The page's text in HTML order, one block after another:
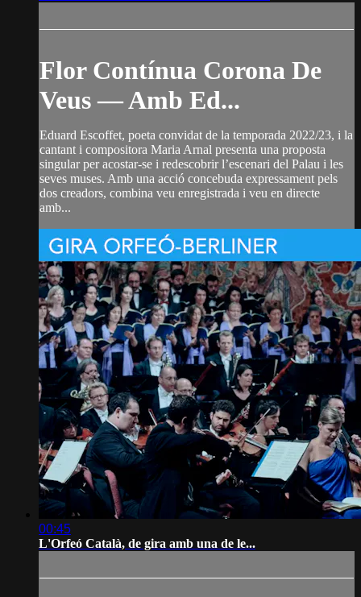
Flor Contínua Corona De
Veus — Amb Ed...
Eduard Escoffet, poeta convidat de la temporada 2022/23, i la
cantant i compositora Maria Arnal presenta una proposta
singular per acostar-se i redescobrir l’escenari del Palau i les
seves muses. Amb una acció concebuda expressament pels
dos creadors, combina veu enregistrada i veu en directe
amb...
00:45
L'Orfeó Català, de gira amb una de le...